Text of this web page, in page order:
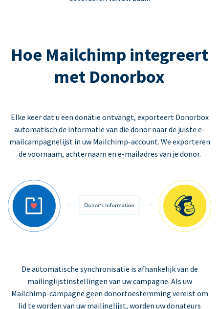
Hoe Mailchimp integreert
met Donorbox
Elke keer dat u een donatie ontvangt, exporteert Donorbox
automatisch de informatie van die donor naar de juiste e-
mailcampagnelijst in uw Mailchimp-account. We exporteren
de voornaam, achternaam en e-mailadres van je donor.
De automatische synchronisatie is afhankelijk van de
mailinglijstinstellingen van uw campagne. Als uw
Mailchimp-campagne geen donortoestemming vereist om
lid te worden van uw mailinglijst, worden uw donateurs